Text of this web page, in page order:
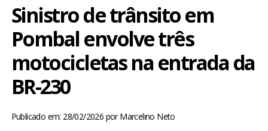
INÍCIO
POMBAL E REGIÃO
Sinistro de trânsito em
Pombal envolve três
motocicletas na entrada da
BR-230
Publicado em: 28/02/2026 porMarcelino Neto